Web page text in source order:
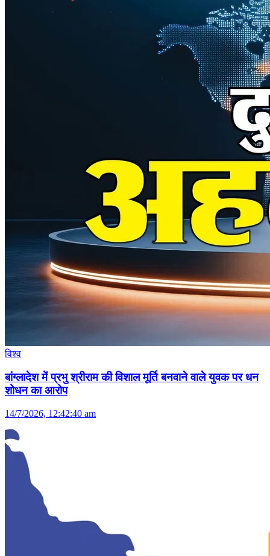
विश्व
बांग्लादेश में प्रभु श्रीराम की विशाल मूर्ति बनवाने वाले युवक पर धन
शोधन का आरोप
14/7/2026, 12:42:40 am